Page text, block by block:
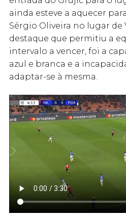
ainda esteve a aquecer
Sérgio Oliveira no lugar de
destaque que permitiu a
intervalo a vencer, foi a
azul e branca e a
adaptar-se à mesma.